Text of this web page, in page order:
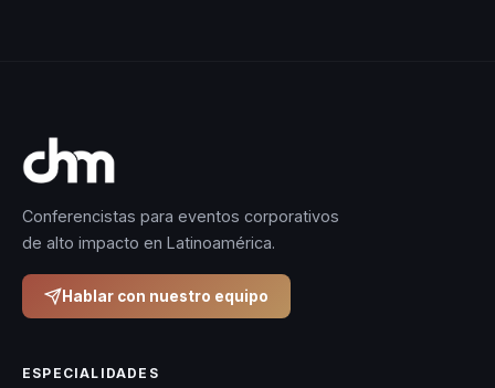
Conferencistas para eventos corporativos
de alto impacto en Latinoamérica.
Hablar con nuestro equipo
ESPECIALIDADES